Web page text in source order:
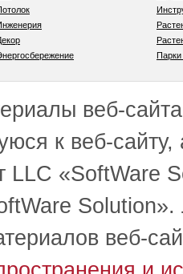
веб-
к веб-
LLC
Solution».
веб-